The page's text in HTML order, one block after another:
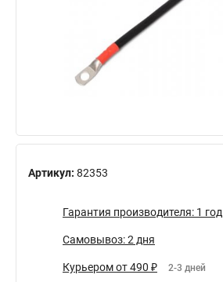
Артикул: 82353
Гарантия производителя: 1 год
Самовывоз: 2 дня
Курьером от 490 ₽ 2-3 дней